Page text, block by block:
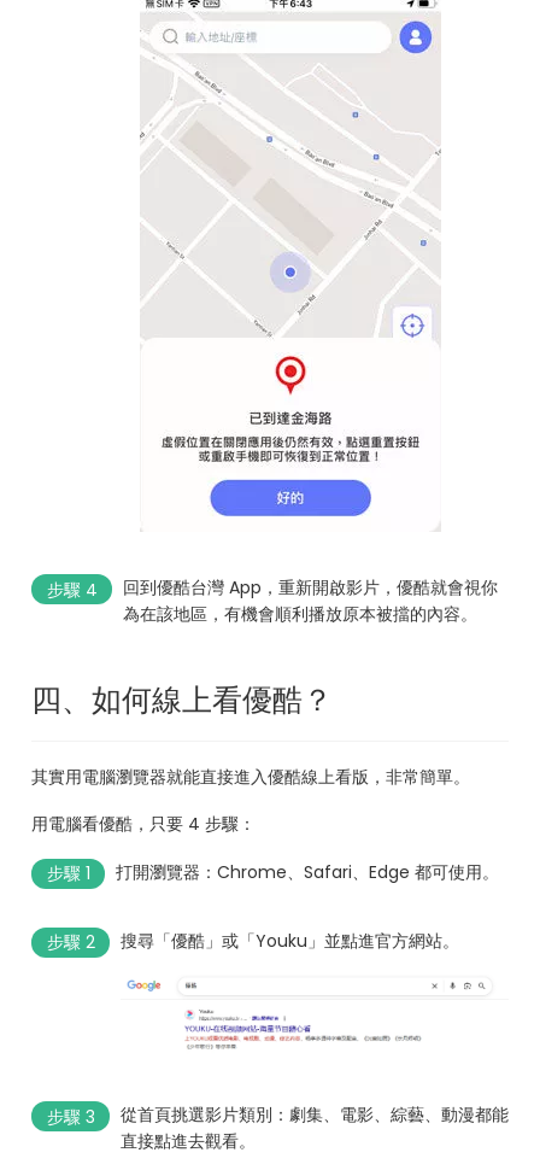
步驟 4
回到優酷台灣 App，重新開啟影片，優酷就會視你
為在該地區，有機會順利播放原本被擋的內容。
四、如何線上看優酷？
其實用電腦瀏覽器就能直接進入優酷線上看版，非常簡單。
用電腦看優酷，只要 4 步驟：
步驟 1 打開瀏覽器：Chrome、Safari、Edge 都可使用。
步驟 2 搜尋「優酷」或「Youku」並點進官方網站。
步驟 3
從首頁挑選影片類別：劇集、電影、綜藝、動漫都能
直接點進去觀看。